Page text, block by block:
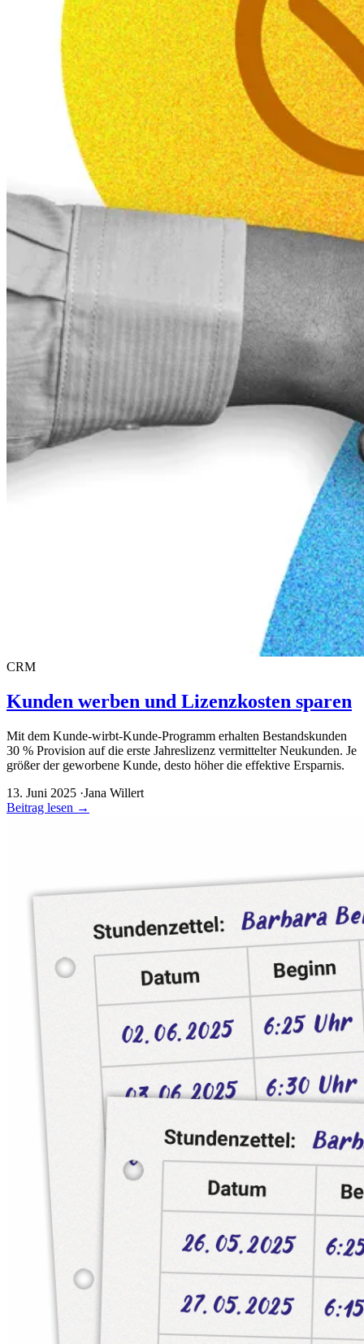
CRM
Kunden werben und Lizenzkosten sparen
Mit dem Kunde-wirbt-Kunde-Programm erhalten Bestandskunden
30 % Provision auf die erste Jahreslizenz vermittelter Neukunden. Je
größer der geworbene Kunde, desto höher die effektive Ersparnis.
13. Juni 2025 ·Jana Willert
Beitrag lesen →